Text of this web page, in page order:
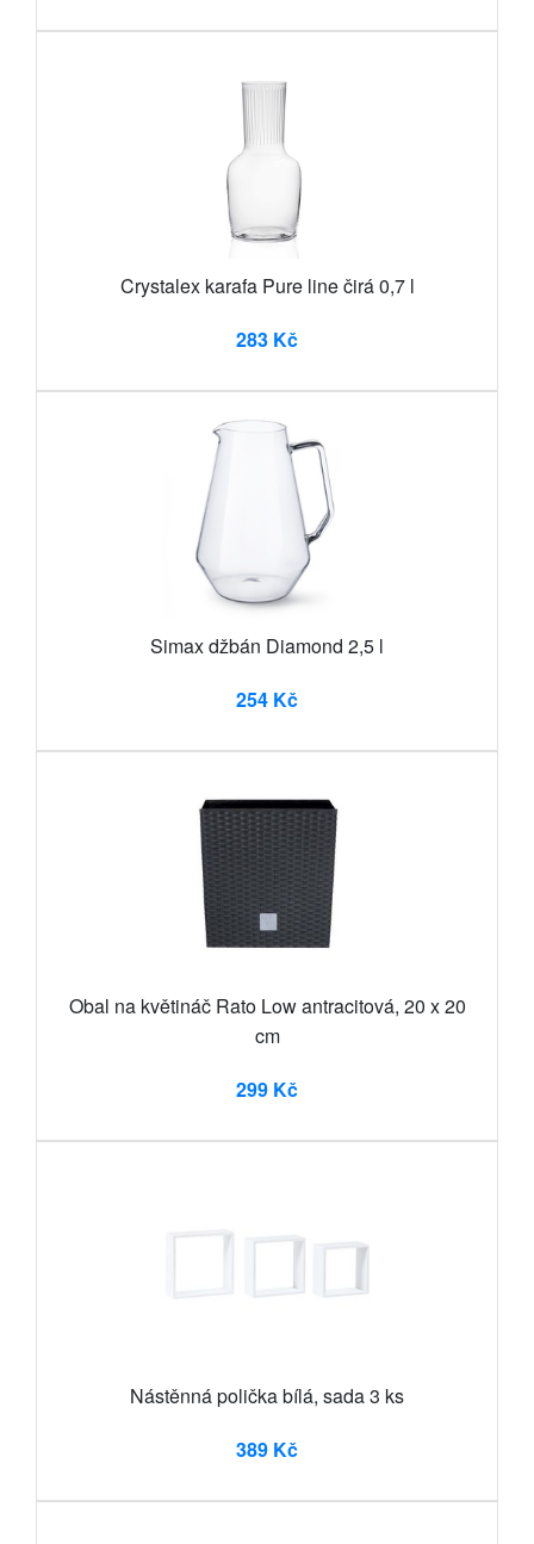
Crystalex karafa Pure line čirá 0,7 l
283 Kč
Simax džbán Diamond 2,5 l
254 Kč
Obal na květináč Rato Low antracitová, 20 x 20
cm
299 Kč
Nástěnná polička bílá, sada 3 ks
389 Kč